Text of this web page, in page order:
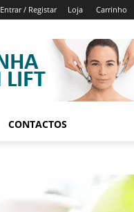
Entrar / Registar Loja Carrinho
CONTACTOS